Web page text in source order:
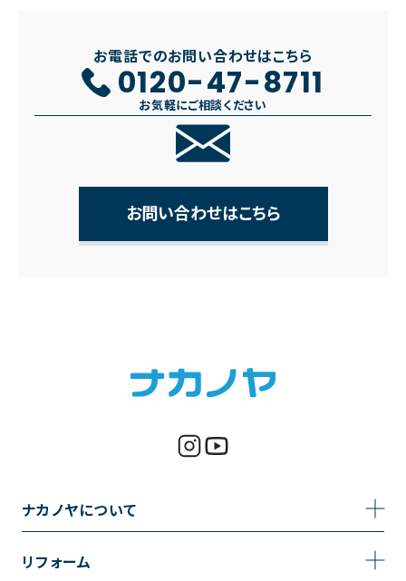
お電話でのお問い合わせはこちら
0120-47-8711
お気軽にご相談ください
お問い合わせはこちら
ナカノヤについて
事業内容
リフォーム